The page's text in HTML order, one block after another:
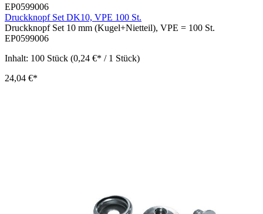
EP0599006
Druckknopf Set DK10, VPE 100 St.
Druckknopf Set 10 mm (Kugel+Nietteil), VPE = 100 St.
EP0599006
Inhalt: 100 Stück (0,24 €* / 1 Stück)
24,04 €*